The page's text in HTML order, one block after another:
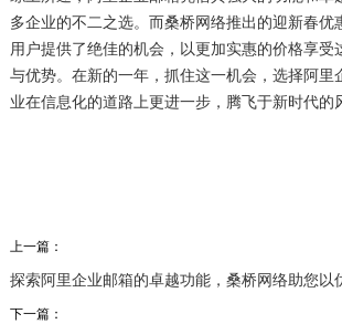
多企业的不二之选。而桑桥网络推出的迎新春优
用户提供了绝佳的机会，以更加实惠的价格享受
与优势。在新的一年，抓住这一机会，选择阿里
业在信息化的道路上更进一步，腾飞于新时代的
上一篇：
探索阿里企业邮箱的卓越功能，桑桥网络助您以
下一篇：